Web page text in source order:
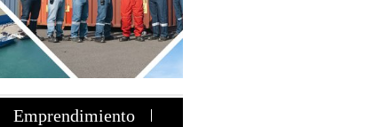
Emprendimiento